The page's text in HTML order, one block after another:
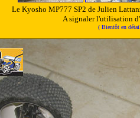
Le Kyosho MP777 SP2 de Julien
A signaler l'utilisation
( Bientôt en